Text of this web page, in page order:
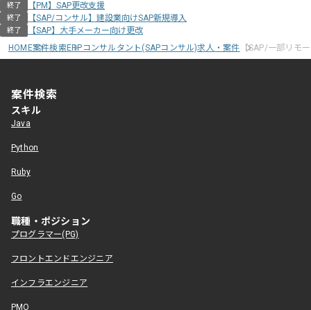
終了 【PM】SAP更改支援
終了 【SAP/コンサル】建設業向けSAP新規導入
終了
【SAP】大手メーカー向け更改
HOME案件検索ERPコンサルタント(SAPコンサル)求人・案件 【SAP/一部リモ
案件検索
スキル
Java
Python
Ruby
Go
職種・ポジション
プログラマー(PG)
フロントエンドエンジニア
インフラエンジニア
PMO